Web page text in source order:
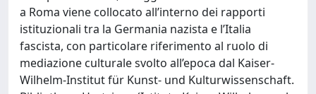
a Roma viene collocato all’interno dei rapporti
istituzionali tra la Germania nazista e l’Italia
fascista, con particolare riferimento al ruolo di
mediazione culturale svolto all’epoca dal Kaiser-
Wilhelm-Institut für Kunst- und Kulturwissenschaft.